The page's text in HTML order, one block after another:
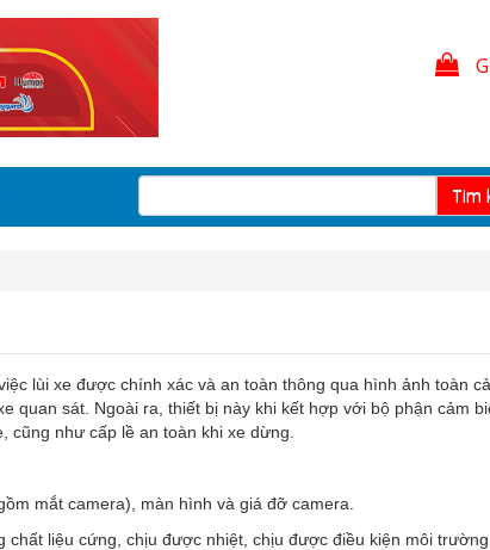
Tim
lùi xe được chính xác và an toàn thông qua hình ảnh toàn
quan sát. Ngoài ra, thiết bị này khi kết hợp với bộ phận cảm
cũng như cấp lề an toàn khi xe dừng.
mắt camera), màn hình và giá đỡ camera.
liệu cứng, chịu được nhiệt, chịu được điều kiện môi